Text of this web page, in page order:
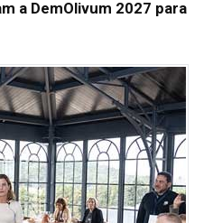
a DemOlivum 2027 para